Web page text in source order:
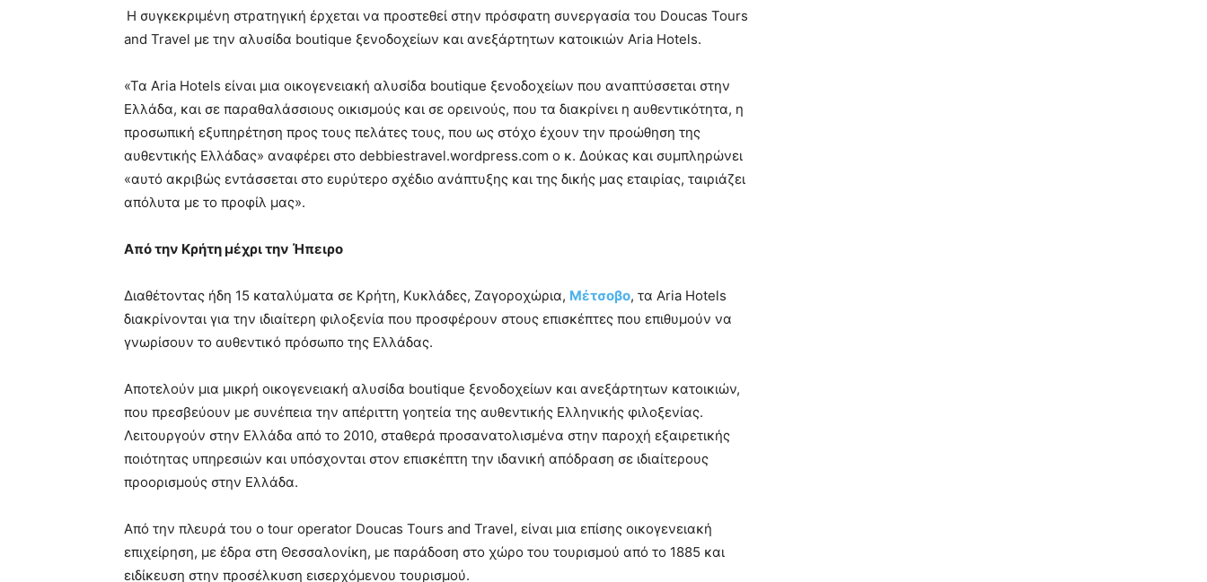
Η συγκεκριμένη στρατηγική έρχεται να προστεθεί στην πρόσφατη συνεργασία του Doucas Tours
and Travel με την αλυσίδα boutique ξενοδοχείων και ανεξάρτητων κατοικιών Aria Hotels.
«Τα Aria Hotels είναι μια οικογενειακή αλυσίδα boutique ξενοδοχείων που αναπτύσσεται στην
Ελλάδα, και σε παραθαλάσσιους οικισμούς και σε ορεινούς, που τα διακρίνει η αυθεντικότητα, η
προσωπική εξυπηρέτηση προς τους πελάτες τους, που ως στόχο έχουν την προώθηση της
αυθεντικής Ελλάδας» αναφέρει στο debbiestravel.wordpress.com ο κ. Δούκας και συμπληρώνει
«αυτό ακριβώς εντάσσεται στο ευρύτερο σχέδιο ανάπτυξης και της δικής μας εταιρίας, ταιριάζει
απόλυτα με το προφίλ μας».
Από την Κρήτη μέχρι την Ήπειρο
Διαθέτοντας ήδη 15 καταλύματα σε Κρήτη, Κυκλάδες, Ζαγοροχώρια, Μέτσοβο, τα Aria Hotels
διακρίνονται για την ιδιαίτερη φιλοξενία που προσφέρουν στους επισκέπτες που επιθυμούν να
γνωρίσουν το αυθεντικό πρόσωπο της Ελλάδας.
Αποτελούν μια μικρή οικογενειακή αλυσίδα boutique ξενοδοχείων και ανεξάρτητων κατοικιών,
που πρεσβεύουν με συνέπεια την απέριττη γοητεία της αυθεντικής Ελληνικής φιλοξενίας.
Λειτουργούν στην Ελλάδα από το 2010, σταθερά προσανατολισμένα στην παροχή εξαιρετικής
ποιότητας υπηρεσιών και υπόσχονται στον επισκέπτη την ιδανική απόδραση σε ιδιαίτερους
προορισμούς στην Ελλάδα.
Από την πλευρά του ο tour operator Doucas Tours and Travel, είναι μια επίσης οικογενειακή
επιχείρηση, με έδρα στη Θεσσαλονίκη, με παράδοση στο χώρο του τουρισμού από το 1885 και
ειδίκευση στην προσέλκυση εισερχόμενου τουρισμού.